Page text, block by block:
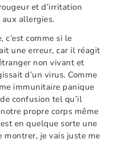
et d’irritation
allergies.
c’est comme si le
une erreur, car il réagit
non vivant et
d’un virus. Comme
immunitaire panique
confusion tel qu’il
propre corps même
en quelque sorte une
montrer, je vais juste me